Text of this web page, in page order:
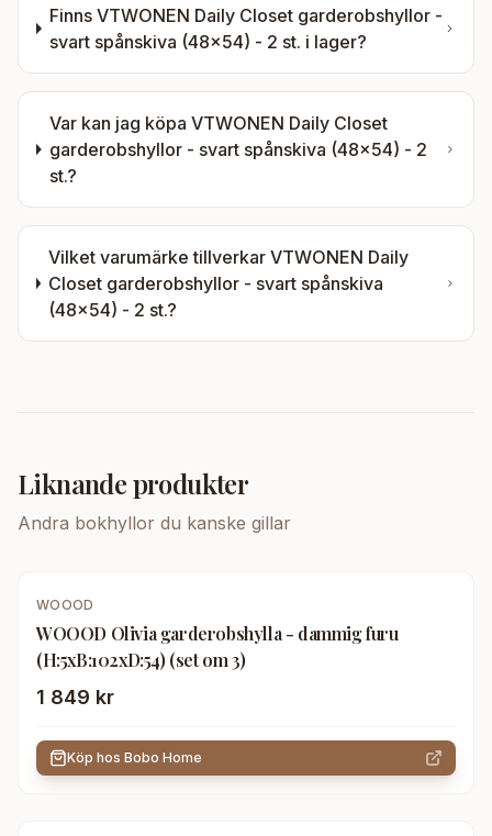
FinnsVTWONEN Daily Closet garderobshyllor -
svart spånskiva (48x54) - 2 st. i lager?
Var kan jag köpa VTWONEN Daily Closet
garderobshyllor - svart spånskiva (48x54) - 2
st.?
Vilket varumärke tillverkarVTWONEN Daily
Closet garderobshyllor - svart spånskiva
(48x54) - 2 st.?
Liknande produkter
Andra bokhyllor du kanske gillar
WOOOD
WOOOD Olivia garderobshylla - dammig furu
(H:5xB:102xD:54) (set om 3)
1 849 kr
Köp hos Bobo Home